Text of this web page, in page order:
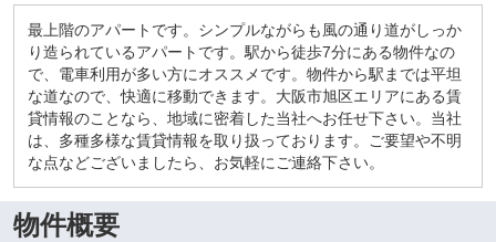
最上階のアパートです。シンプルながらも風の通り道がしっか
り造られているアパートです。駅から徒歩7分にある物件なの
で、電車利用が多い方にオススメです。物件から駅までは平坦
な道なので、快適に移動できます。大阪市旭区エリアにある賃
貸情報のことなら、地域に密着した当社へお任せ下さい。当社
は、多種多様な賃貸情報を取り扱っております。ご要望や不明
な点などございましたら、お気軽にご連絡下さい。
物件概要